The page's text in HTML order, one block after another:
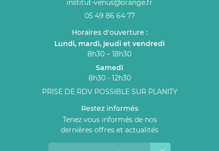
05 49 86 64 77
Horaires d'ouverture :
Lundi, mardi, jeudi et vendredi
8h30 – 18h30
Samedi
8h30 - 12h30
PRISE DE RDV POSSIBLE SUR PLANITY
Restez informés
Tenez vous informés de nos
dernières offres et actualités